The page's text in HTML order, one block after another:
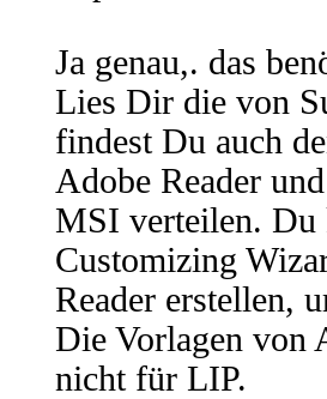
Ja genau,. das
Lies Dir die von
findest Du auch
Adobe Reader
MSI verteilen. Du
Customizing
Reader erstellen,
Die Vorlagen von
nicht für LIP.